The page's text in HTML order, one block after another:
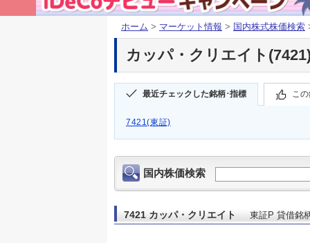
ホーム > マーケット情報 > 国内株式株価検索
カッパ・クリエイト
最近チェックした銘柄･指標 こ
7421(東証)